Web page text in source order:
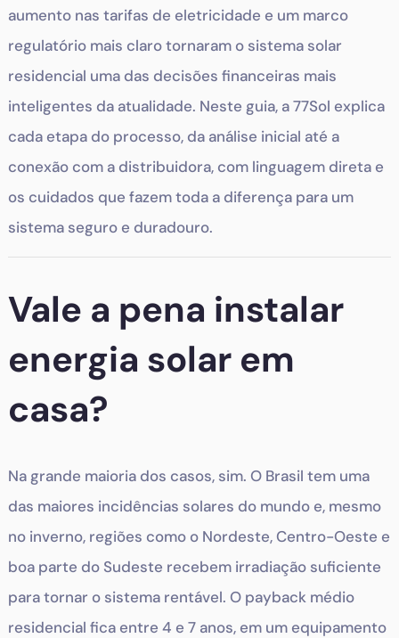
aumento nas tarifas de eletricidade e um marco
regulatório mais claro tornaram o sistema solar
residencial uma das decisões financeiras mais
inteligentes da atualidade. Neste guia, a 77Sol explica
cada etapa do processo, da análise inicial até a
conexão com a distribuidora, com linguagem direta e
os cuidados que fazem toda a diferença para um
sistema seguro e duradouro.
Vale a pena instalar
energia solar em
casa?
Na grande maioria dos casos, sim. O Brasil tem uma
das maiores incidências solares do mundo e, mesmo
no inverno, regiões como o Nordeste, Centro-Oeste e
boa parte do Sudeste recebem irradiação suficiente
para tornar o sistema rentável. O payback médio
residencial fica entre 4 e 7 anos, em um equipamento